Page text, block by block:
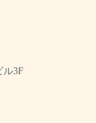
ル3F